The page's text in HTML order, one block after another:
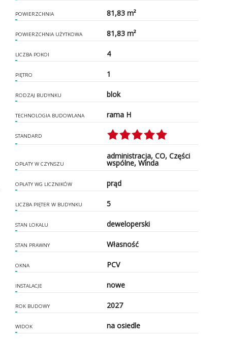
POWIERZCHNIA 81,83 m²
POWIERZCHNIA UŻYTKOWA 81,83 m²
LICZBA POKOI 4
PIĘTRO 1
RODZAJ BUDYNKU blok
TECHNOLOGIA BUDOWLANA rama H
STANDARD
OPŁATY W CZYNSZU
administracja, CO, Części
wspólne, Winda
OPŁATY WG LICZNIKÓW prąd
LICZBA PIĘTER W BUDYNKU 5
STAN LOKALU deweloperski
STAN PRAWNY Własność
OKNA PCV
INSTALACJE nowe
ROK BUDOWY 2027
WIDOK na osiedle